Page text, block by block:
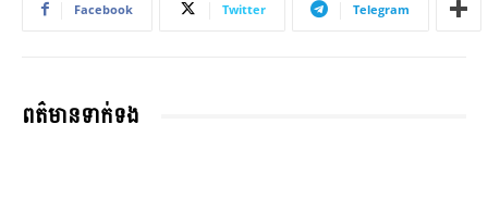
Facebook Twitter Telegram
ពត៌មានទាក់ទង